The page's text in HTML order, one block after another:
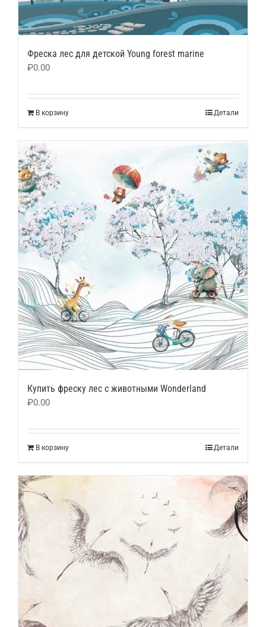
Фреска лес для детской Young forest marine
₽0.00
В корзину Детали
Купить фреску лес с животными Wonderland
₽0.00
В корзину Детали